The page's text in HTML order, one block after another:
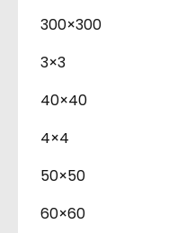
300×300
3×3
40×40
4×4
50×50
60×60